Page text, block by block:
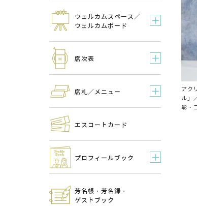
ウェルカムスペース／
ウェルカムボード
席次表
席札／メニュー
エスコートカード
プロフィールブック
芳名帳・芳名録・
ゲストブック
アク
ル」
彰・